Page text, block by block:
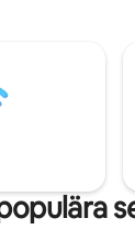
Bush
stationer
till stadens